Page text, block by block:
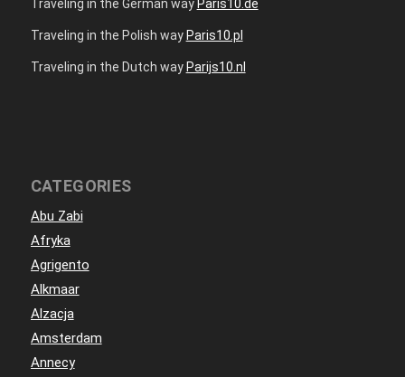
Traveling in the German way Paris10.de
Traveling in the Polish way Paris10.pl
Traveling in the Dutch way Parijs10.nl
CATEGORIES
Abu Zabi
Afryka
Agrigento
Alkmaar
Alzacja
Amsterdam
Annecy